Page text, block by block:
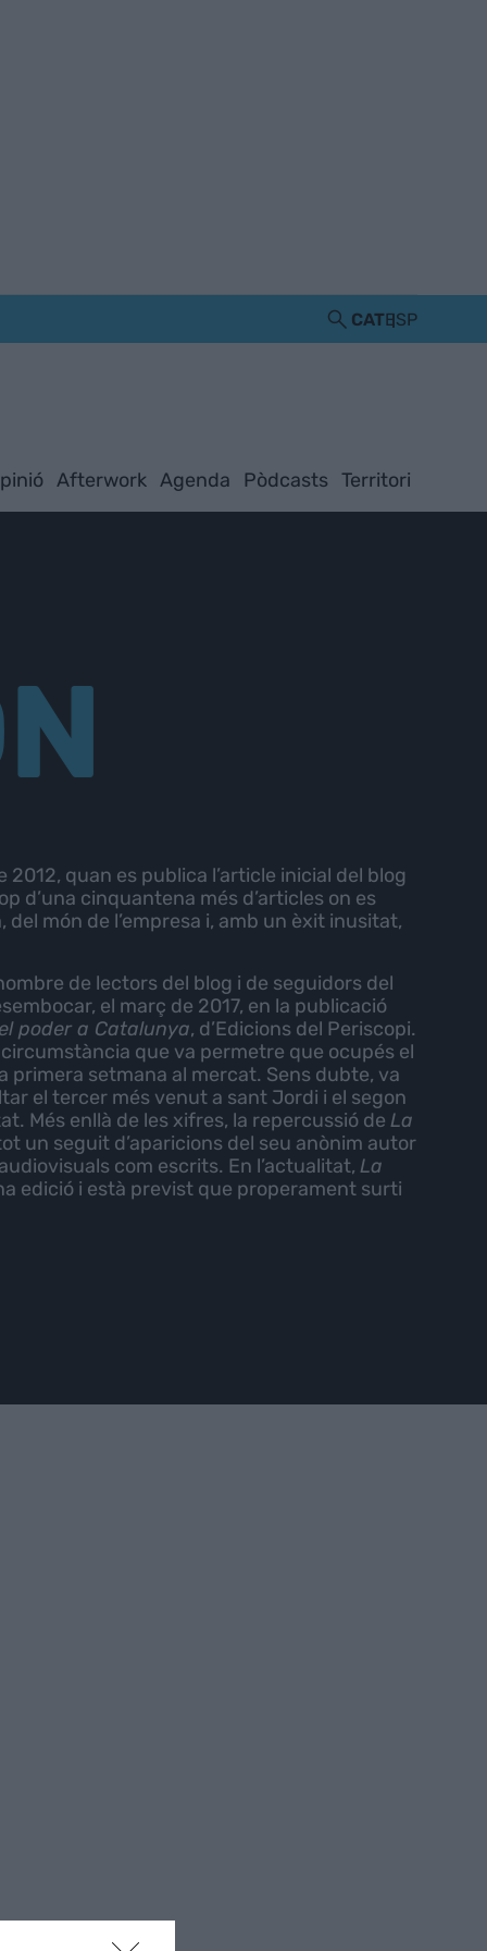
CATESP
Afterwork Agenda Pòdcasts Territori
2012, quan es publica l’article inicial del blog
d’una cinquantena més d’articles on es
món de l’empresa i, amb un èxit inusitat,
de lectors del blog i de seguidors del
el març de 2017, en la publicació
poder a Catalunya, d’Edicions del Periscopi.
que va permetre que ocupés el
primera setmana al mercat. Sens dubte, va
el tercer més venut a sant Jordi i el segon
Més enllà de les xifres, la repercussió de La
un seguit d’aparicions del seu anònim autor
com escrits. En l’actualitat, La
edició i està previst que properament surti